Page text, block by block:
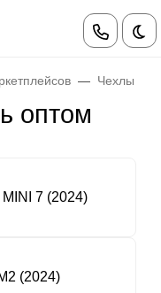
Чехлы
оптом
7 (2024)
(2024)